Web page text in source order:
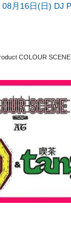
COLOUR SCENE